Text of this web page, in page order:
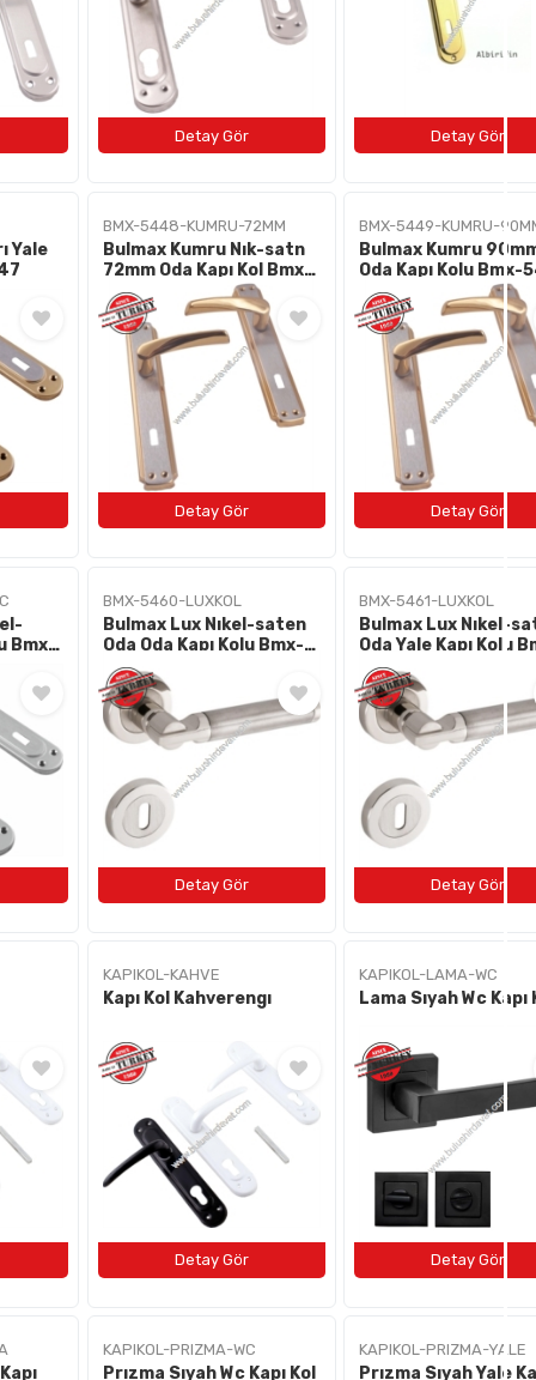
Yale
BMX-5448-KUMRU-72MM
Bulmax Kumru Nık-satn
72mm Oda Kapı Kol Bmx-
5448
BMX-5449-KUMRU-
Bulmax Kumru
Oda Kapı Kolu Bmx-
Bmx-
BMX-5460-LUXKOL
Bulmax Lux Nıkel-saten
Oda Oda Kapı Kolu Bmx-
5460
BMX-5461-LUXKOL
Bulmax Lux Nıkel-
Oda Yale Kapı Kolu
5461
KAPIKOL-KAHVE
Kapı Kol Kahverengı
KAPIKOL-LAMA-WC
Lama Sıyah Wc Kapı
KAPIKOL-PRIZMA-WC
Prızma Sıyah Wc Kapı Kol
KAPIKOL-PRIZMA-YALE
Prızma Sıyah Yale